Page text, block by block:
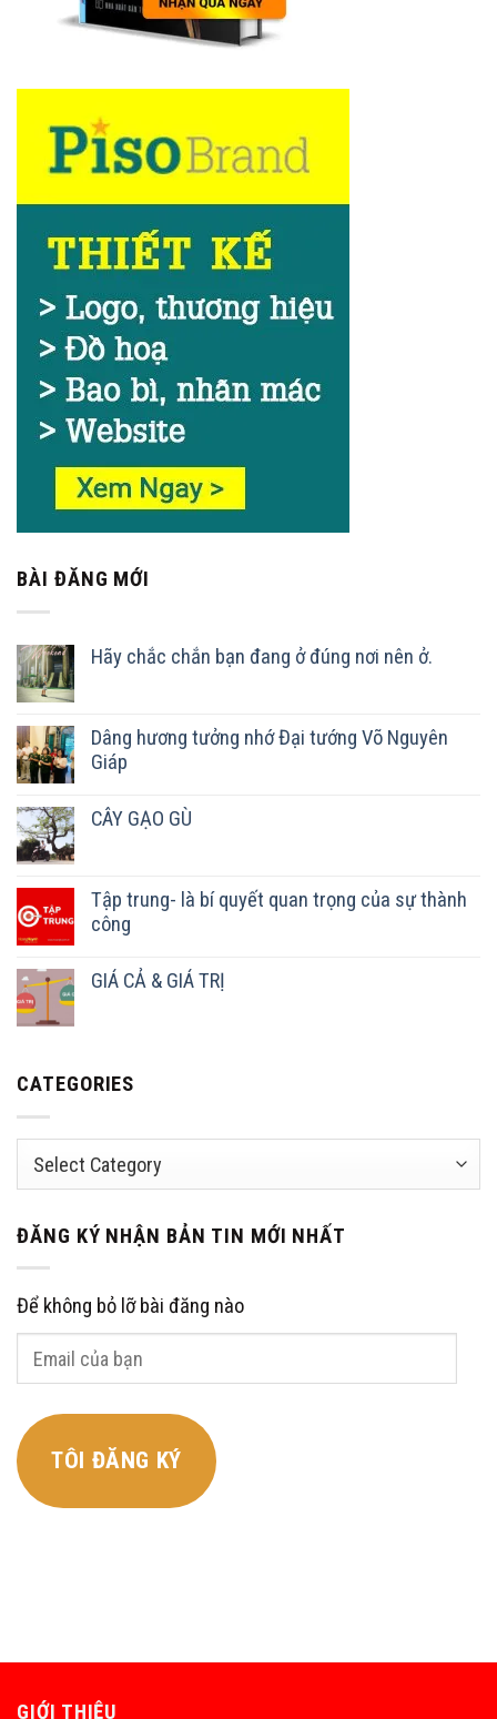
BÀI ĐĂNG MỚI
Hãy chắc chắn bạn đang ở đúng nơi nên ở.
Dâng hương tưởng nhớ Đại tướng Võ Nguyên
Giáp
CÂY GẠO GÙ
Tập trung- là bí quyết quan trọng của sự thành
công
GIÁ CẢ & GIÁ TRỊ
CATEGORIES
Categories
ĐĂNG KÝ NHẬN BẢN TIN MỚI NHẤT
Để không bỏ lỡ bài đăng nào
Email
TÔI ĐĂNG KÝ
GIỚI THIỆU